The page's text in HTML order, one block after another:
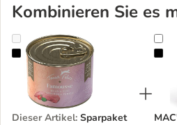
Kombinieren Sie es
Sparpaket Terra Felis Famousse 24
Dieser Artikel: Sparpaket